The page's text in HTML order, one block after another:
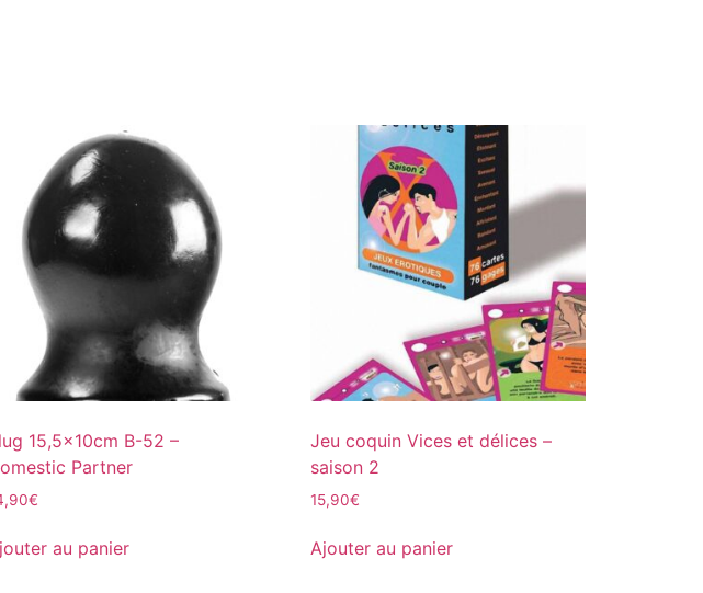
15,5x10cm B-52 –
Partner
€
au panier
Jeu coquin Vices et délices –
saison 2
15,90€
Ajouter au panier